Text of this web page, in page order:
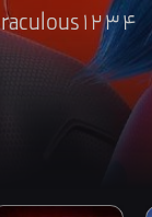
1 2 3 4